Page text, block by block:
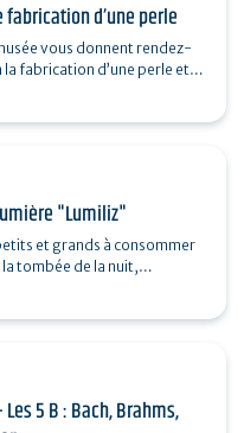
d’une perle
vous donnent rendez-
fabrication d’une perle et
ingénieuses…
"Lumiliz"
et grands à consommer
de projections
5 B : Bach, Brahms,